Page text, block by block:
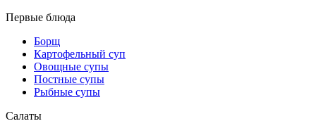
Первые блюда
Борщ
Картофельный суп
Овощные супы
Постные супы
Рыбные супы
Салаты